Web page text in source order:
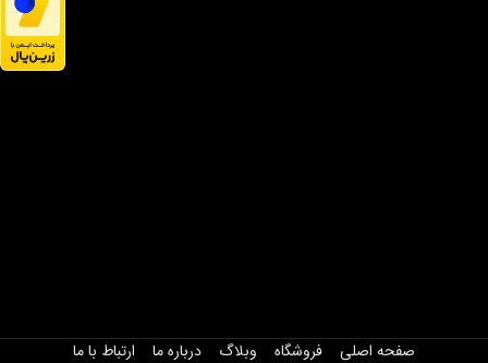
صفحه اصلی فروشگاه وبلاگ درباره ما ارتباط با ما